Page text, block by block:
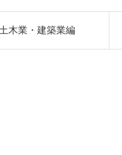
木業・建築業編